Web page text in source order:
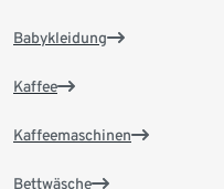
Babykleidung
Kaffee
Kaffeemaschinen
Bettwäsche